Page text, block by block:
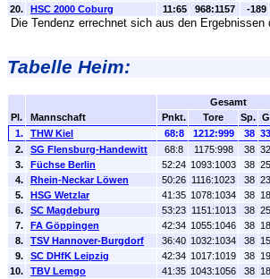
20.
HSC 2000 Coburg 11:65 968:1157 -189
Die Tendenz errechnet sich aus den
Tabelle Heim:
Pl. Mannschaft
Gesamt
Pnkt.
Tore Sp. G
1.
THW Kiel 68:8 1212:999 38 33
2.
SG Flensburg-Handewitt 68:8 1175:998 38 32
3.
Füchse Berlin 52:24 1093:1003 38 25
4.
Rhein-Neckar Löwen 50:26 1116:1023 38 23
5.
HSG Wetzlar 41:35 1078:1034 38 18
6.
SC Magdeburg 53:23 1151:1013 38 25
7.
FA Göppingen 42:34 1055:1046 38 18
8.
TSV Hannover-Burgdorf 36:40 1032:1034 38 15
9.
SC DHfK Leipzig 42:34 1017:1019 38 19
10.
TBV Lemgo 41:35 1043:1056 38 18